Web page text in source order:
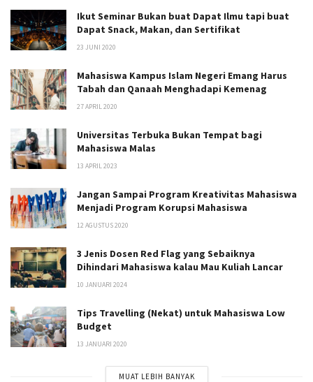
Ikut Seminar Bukan buat Dapat Ilmu tapi buat
Dapat Snack, Makan, dan Sertifikat
23 JUNI 2020
Mahasiswa Kampus Islam Negeri Emang Harus
Tabah dan Qanaah Menghadapi Kemenag
27 APRIL 2020
Universitas Terbuka Bukan Tempat bagi
Mahasiswa Malas
13 APRIL 2023
Jangan Sampai Program Kreativitas Mahasiswa
Menjadi Program Korupsi Mahasiswa
12 AGUSTUS 2020
3 Jenis Dosen Red Flag yang Sebaiknya
Dihindari Mahasiswa kalau Mau Kuliah Lancar
10 JANUARI 2024
Tips Travelling (Nekat) untuk Mahasiswa Low
Budget
13 JANUARI 2020
MUAT LEBIH BANYAK